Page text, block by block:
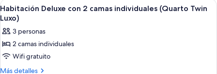
a
la
ciudad
2
camas
individuales,
vista
a
ciudad
Ver
todas
las
fotos
de
Habitación
Deluxe
Habitación de hotel con dos camas,
4
Habitación Deluxe con 2 camas individuales (Quarto Twin
Luxo)
3 personas
2 camas individuales
Wifi gratuito
Más detalles
Más